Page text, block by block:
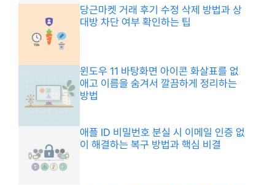
당근마켓 거래 후기 수정 삭제 방법과 상
대방 차단 여부 확인하는 팁
윈도우 11 바탕화면 아이콘 화살표를 없
애고 이름을 숨겨서 깔끔하게 정리하는
방법
애플 ID 비밀번호 분실 시 이메일 인증 없
이 해결하는 복구 방법과 핵심 비결